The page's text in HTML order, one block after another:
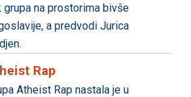
grupa na prostorima bivše
a predvodi Jurica
Rap
Atheist Rap nastala je u